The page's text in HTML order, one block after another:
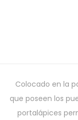
Colocado en la
que poseen los
portalápices